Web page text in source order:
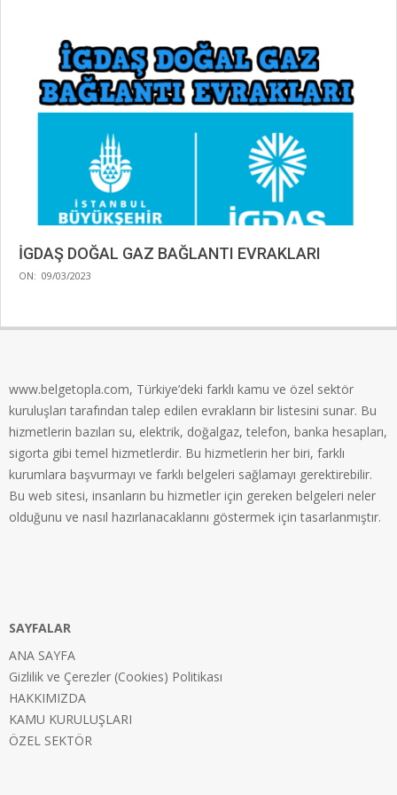
İGDAŞ DOĞAL GAZ BAĞLANTI EVRAKLARI
2023-
ON: 09/03/2023
www.belgetopla.com, Türkiye’deki farklı kamu ve özel sektör
kuruluşları tarafından talep edilen evrakların bir listesini sunar. Bu
hizmetlerin bazıları su, elektrik, doğalgaz, telefon, banka hesapları,
sigorta gibi temel hizmetlerdir. Bu hizmetlerin her biri, farklı
kurumlara başvurmayı ve farklı belgeleri sağlamayı gerektirebilir.
Bu web sitesi, insanların bu hizmetler için gereken belgeleri neler
olduğunu ve nasıl hazırlanacaklarını göstermek için tasarlanmıştır.
SAYFALAR
ANA SAYFA
Gizlilik ve Çerezler (Cookies) Politikası
HAKKIMIZDA
KAMU KURULUŞLARI
ÖZEL SEKTÖR